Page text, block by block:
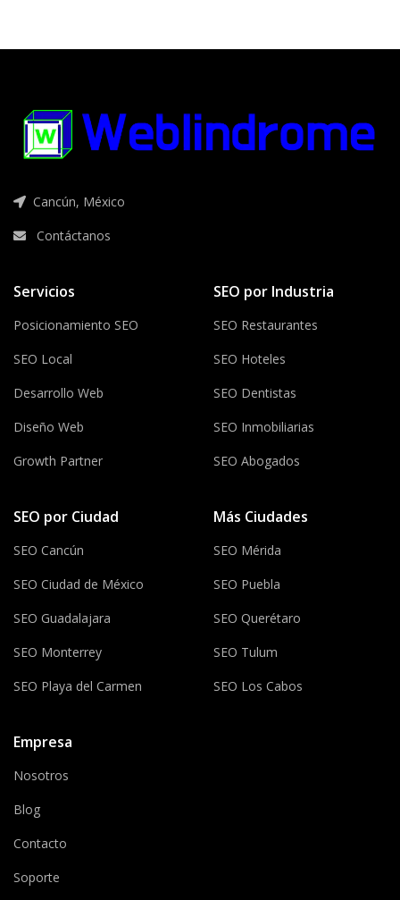
Cancún, México
Contáctanos
Servicios
Posicionamiento SEO
SEO Local
Desarrollo Web
Diseño Web
Growth Partner
SEO por Industria
SEO Restaurantes
SEO Hoteles
SEO Dentistas
SEO Inmobiliarias
SEO Abogados
SEO por Ciudad
SEO Cancún
SEO Ciudad de México
SEO Guadalajara
SEO Monterrey
SEO Playa del Carmen
Más Ciudades
SEO Mérida
SEO Puebla
SEO Querétaro
SEO Tulum
SEO Los Cabos
Empresa
Nosotros
Blog
Contacto
Soporte